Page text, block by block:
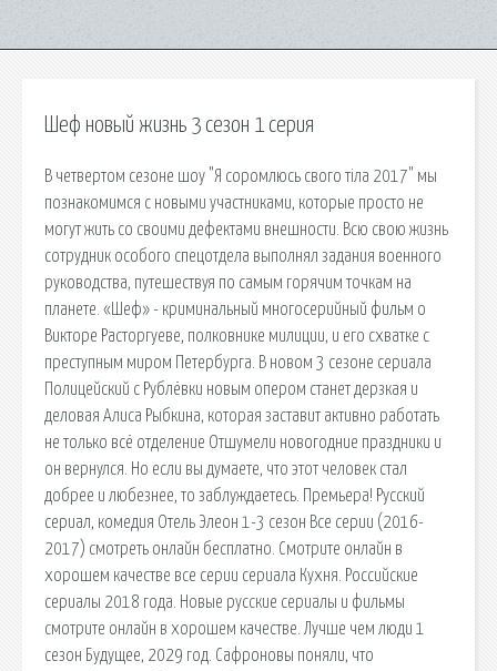
Шеф новый жизнь 3 сезон 1 серия
В четвертом сезоне шоу "Я соромлюсь свого тіла 2017" мы
познакомимся с новыми участниками, которые просто не
могут жить со своими дефектами внешности. Всю свою жизнь
сотрудник особого спецотдела выполнял задания военного
руководства, путешествуя по самым горячим точкам на
планете. «Шеф» - криминальный многосерийный фильм о
Викторе Расторгуеве, полковнике милиции, и его схватке с
преступным миром Петербурга. В новом 3 сезоне сериала
Полицейский с Рублёвки новым опером станет дерзкая и
деловая Алиса Рыбкина, которая заставит активно работать
не только всё отделение Отшумели новогодние праздники и
он вернулся. Но если вы думаете, что этот человек стал
добрее и любезнее, то заблуждаетесь. Премьера! Русский
сериал, комедия Отель Элеон 1-3 сезон Все серии (2016-
2017) смотреть онлайн бесплатно. Смотрите онлайн в
хорошем качестве все серии сериала Кухня. Российские
сериалы 2018 года. Новые русские сериалы и фильмы
смотрите онлайн в хорошем качестве. Лучше чем люди 1
сезон Будущее, 2029 год. Сафроновы поняли, что